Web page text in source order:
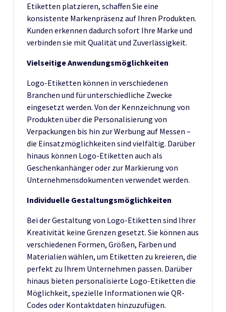
Etiketten platzieren, schaffen Sie eine
konsistente Markenpräsenz auf Ihren Produkten.
Kunden erkennen dadurch sofort Ihre Marke und
verbinden sie mit Qualität und Zuverlässigkeit.
Vielseitige Anwendungsmöglichkeiten
Logo-Etiketten können in verschiedenen
Branchen und für unterschiedliche Zwecke
eingesetzt werden. Von der Kennzeichnung von
Produkten über die Personalisierung von
Verpackungen bis hin zur Werbung auf Messen –
die Einsatzmöglichkeiten sind vielfältig. Darüber
hinaus können Logo-Etiketten auch als
Geschenkanhänger oder zur Markierung von
Unternehmensdokumenten verwendet werden.
Individuelle Gestaltungsmöglichkeiten
Bei der Gestaltung von Logo-Etiketten sind Ihrer
Kreativität keine Grenzen gesetzt. Sie können aus
verschiedenen Formen, Größen, Farben und
Materialien wählen, um Etiketten zu kreieren, die
perfekt zu Ihrem Unternehmen passen. Darüber
hinaus bieten personalisierte Logo-Etiketten die
Möglichkeit, spezielle Informationen wie QR-
Codes oder Kontaktdaten hinzuzufügen.